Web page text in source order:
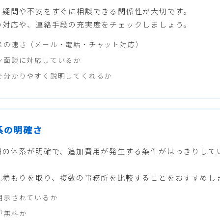
問や不安をすぐに相談できる関係性が大切です。
応や、連絡手段の充実度をチェックしましょう。
速さ（メール・電話・チャット対応）
面談に対応しているか
分かりやすく説明してくれるか
明確さ
体系が明確で、追加費用が発生する条件がはっきりして
もりを取り、複数の事務所を比較することをおすすめし
示されているか
無料か